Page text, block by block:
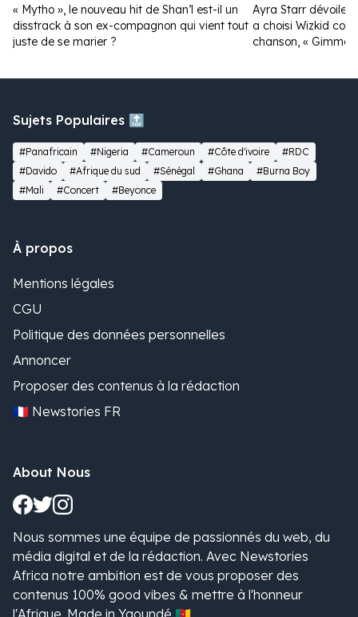
« Mytho », le nouveau hit de Shan’l est-il un
disstrack à son ex-compagnon qui vient tout
juste de se marier ?
Ayra Starr dévoile
a choisi Wizkid
chanson, « Gimme
Sujets Populaires 🔝
#Panafricain #Nigeria #Cameroun #Côte d'ivoire
#RDC
#Davido
#Afrique du sud #Sénégal #Ghana
#Burna Boy
#Mali
#Concert #Beyonce
À propos
Mentions légales
CGU
Politique des données personnelles
Annoncer
Proposer des contenus à la rédaction
🇫🇷 Newstories FR
About Nous
Nous sommes une équipe de passionnés du web, du
média digital et de la rédaction. Avec Newstories
Africa notre ambition est de vous proposer des
contenus 100% good vibes & mettre à l'honneur
l'Afrique. Made in Yaoundé 🇨🇲